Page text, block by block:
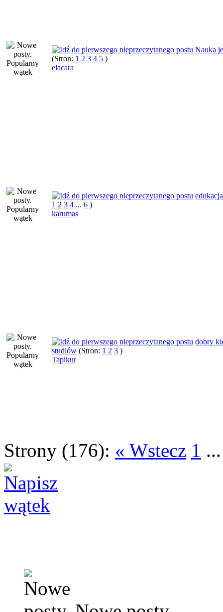
Nauka
(Stron: 1 2 3 4 5 )
elacara
edukacja
1 2 3 4 ... 6 )
karumas
dobry
studiów (Stron: 1 2 3 )
Tapikur
Strony (176): « Wstecz 1